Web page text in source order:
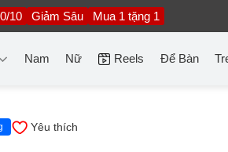
10 Giảm Sâu Mua 1 tặng 1
Nam Nữ Reels Để Bàn
Yêu thích